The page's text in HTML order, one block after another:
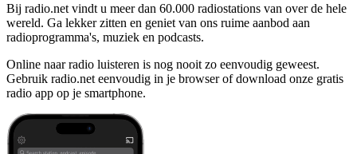
Bij radio.net vindt u meer dan 60.000 radiostations van over de hele
wereld. Ga lekker zitten en geniet van ons ruime aanbod aan
radioprogramma's, muziek en podcasts.
Online naar radio luisteren is nog nooit zo eenvoudig geweest.
Gebruik radio.net eenvoudig in je browser of download onze gratis
radio app op je smartphone.